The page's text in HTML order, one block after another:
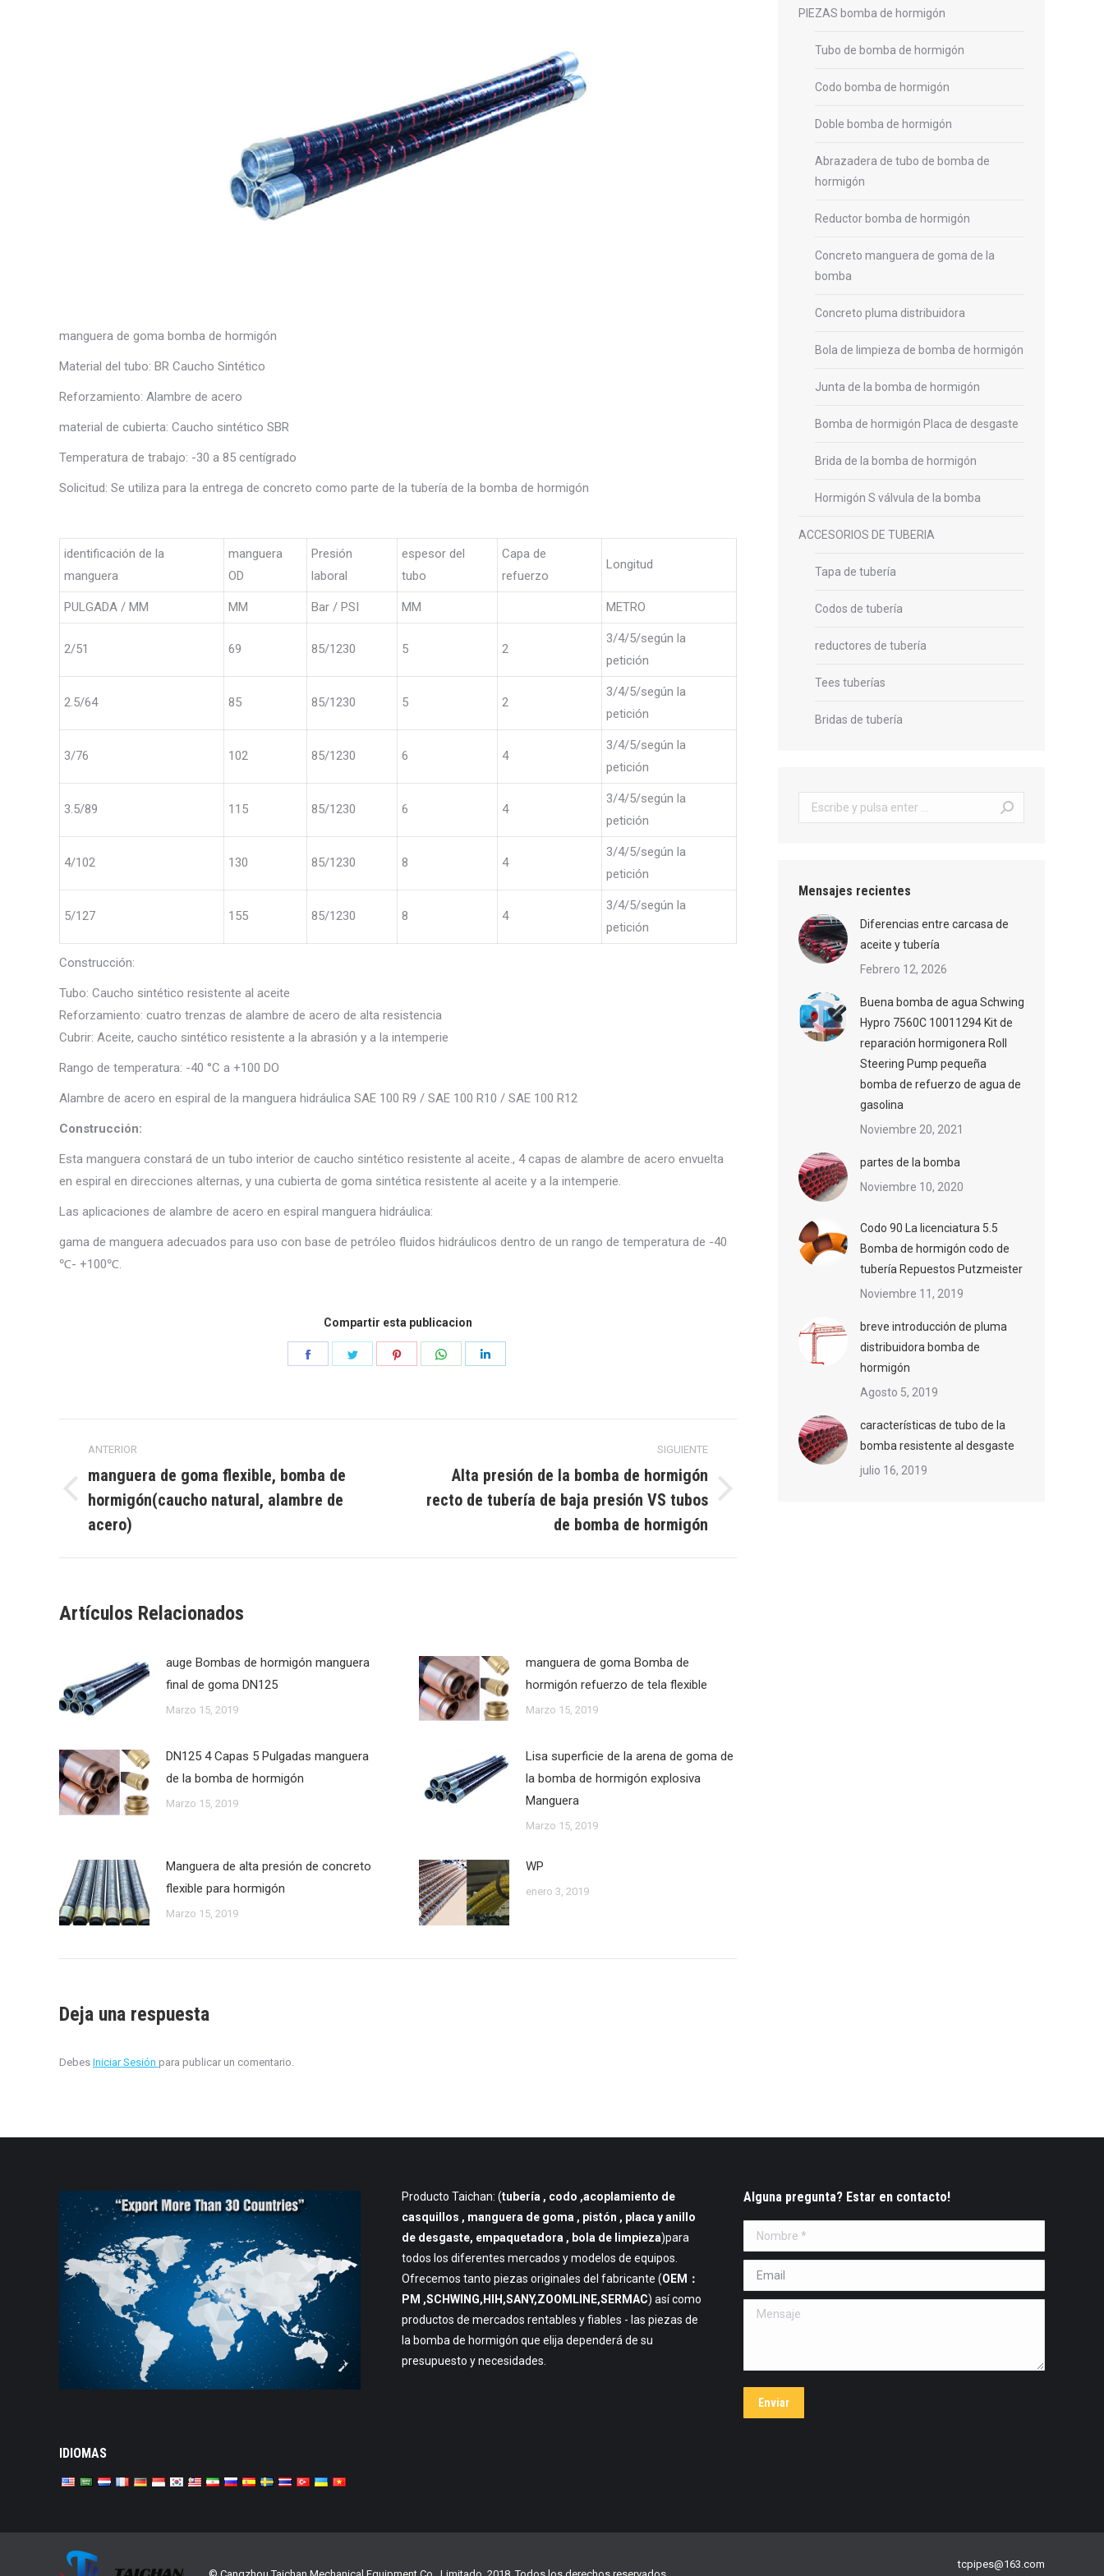
manguera de goma bomba de hormigón
Material del tubo: BR Caucho Sintético
Reforzamiento: Alambre de acero
material de cubierta: Caucho sintético SBR
Temperatura de trabajo: -30 a 85 centígrado
Solicitud: Se utiliza para la entrega de concreto como parte de la tubería de la bomba de hormigón
identificación de la
manguera
manguera
OD
Presión
laboral
espesor del
tubo
Capa de
refuerzo
Longitud
PULGADA / MM MM Bar / PSI MM METRO
2/51 69 85/1230 5 2
3/4/5/según la
petición
2.5/64 85 85/1230 5 2
3/4/5/según la
petición
3/76 102 85/1230 6 4
3/4/5/según la
petición
3.5/89 115 85/1230 6 4
3/4/5/según la
petición
4/102 130 85/1230 8 4
3/4/5/según la
petición
5/127 155 85/1230 8 4
3/4/5/según la
petición
Construcción:
Tubo: Caucho sintético resistente al aceite
Reforzamiento: cuatro trenzas de alambre de acero de alta resistencia
Cubrir: Aceite, caucho sintético resistente a la abrasión y a la intemperie
Rango de temperatura: -40 °C a +100 DO
Alambre de acero en espiral de la manguera hidráulica SAE 100 R9 / SAE 100 R10 / SAE 100 R12
Construcción:
Esta manguera constará de un tubo interior de caucho sintético resistente al aceite., 4 capas de alambre de acero envuelta
en espiral en direcciones alternas, y una cubierta de goma sintética resistente al aceite y a la intemperie.
Las aplicaciones de alambre de acero en espiral manguera hidráulica:
gama de manguera adecuados para uso con base de petróleo fluidos hidráulicos dentro de un rango de temperatura de -40
℃- +100℃.
Compartir esta publicacion
CompartirCompartir CompartirCompartir
entre
publicaciones
ANTERIOR
Publicación
anterior:
manguera de goma flexible, bomba de
hormigón(caucho natural, alambre de
acero)
SIGUIENTE
Publicación
Alta presión de la bomba de hormigón
recto de tubería de baja presión VS tubos
de bomba de hormigón
Artículos Relacionados
auge Bombas de hormigón manguera
final de goma DN125
Marzo 15, 2019
manguera de goma Bomba de
hormigón refuerzo de tela flexible
Marzo 15, 2019
DN125 4 Capas 5 Pulgadas manguera
de la bomba de hormigón
Marzo 15, 2019
Lisa superficie de la arena de goma de
la bomba de hormigón explosiva
Manguera
Marzo 15, 2019
Manguera de alta presión de concreto
flexible para hormigón
Marzo 15, 2019
WP
enero 3, 2019
Deja una respuesta
Debes Iniciar Sesión para publicar un comentario.
PIEZAS bomba de hormigón
Tubo de bomba de hormigón
Codo bomba de hormigón
Doble bomba de hormigón
Abrazadera de tubo de bomba de
hormigón
Reductor bomba de hormigón
Concreto manguera de goma de la
bomba
Concreto pluma distribuidora
Bola de limpieza de bomba de hormigón
Junta de la bomba de hormigón
Bomba de hormigón Placa de desgaste
Brida de la bomba de hormigón
Hormigón S válvula de la bomba
ACCESORIOS DE TUBERIA
Tapa de tubería
Codos de tubería
reductores de tubería
Tees tuberías
Bridas de tubería
Buscar:
Mensajes recientes
Diferencias entre carcasa de
aceite y tubería
Febrero 12, 2026
Buena bomba de agua Schwing
Hypro 7560C 10011294 Kit de
reparación hormigonera Roll
Steering Pump pequeña
bomba de refuerzo de agua de
gasolina
Noviembre 20, 2021
partes de la bomba
Noviembre 10, 2020
Codo 90 La licenciatura 5.5
Bomba de hormigón codo de
tubería Repuestos Putzmeister
Noviembre 11, 2019
breve introducción de pluma
distribuidora bomba de
hormigón
Agosto 5, 2019
características de tubo de la
bomba resistente al desgaste
julio 16, 2019
Producto Taichan: (tubería, codo ,acoplamiento de
casquillos , manguera de goma , pistón , placa y anillo
de desgaste, empaquetadora , bola de limpieza)para
todos los diferentes mercados y modelos de equipos.
Ofrecemos tanto piezas originales del fabricante (OEM：
PM ,SCHWING,HIH,SANY,ZOOMLINE,SERMAC) así como
productos de mercados rentables y fiables - las piezas de
la bomba de hormigón que elija dependerá de su
presupuesto y necesidades.
Alguna pregunta? Estar en contacto!
Nombre *
Email *
Mensaje
Enviar
IDIOMAS
tcpipes@163.com